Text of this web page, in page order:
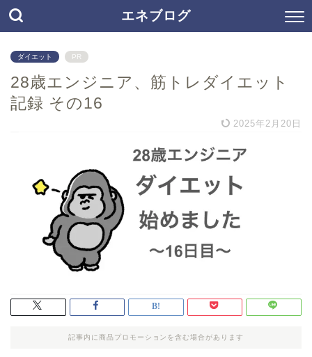
エネブログ
ダイエット PR
28歳エンジニア、筋トレダイエット
記録 その16
2025年2月20日
記事内に商品プロモーションを含む場合があります